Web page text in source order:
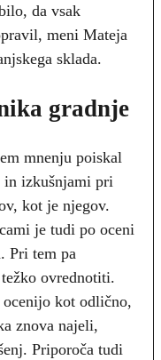
da vsak
meni Mateja
sklada.
gradnje
mnenju poiskal
in izkušnjami pri
kot je njegov.
je tudi po oceni
Pri tem pa
ovrednotiti.
kot odlično,
znova najeli,
Priporoča tudi